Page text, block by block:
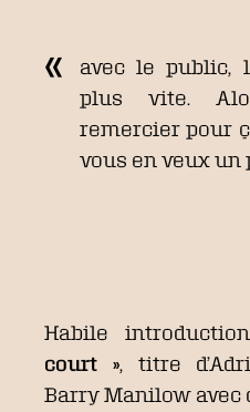
avec le public,
plus vite.
remercier pour
vous en veux un
Habile
court », titre
Barry Manilow avec